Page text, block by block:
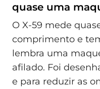
quase uma
O X-59 mede
comprimento e
lembra uma
afilado. Foi
e para reduzir as